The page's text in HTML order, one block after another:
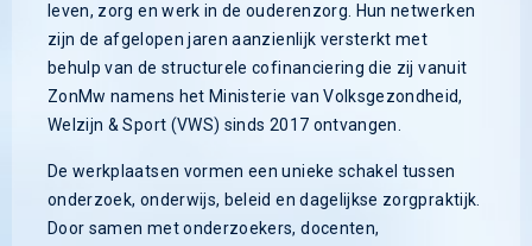
leven, zorg en werk in de ouderenzorg. Hun netwerken
zijn de afgelopen jaren aanzienlijk versterkt met
behulp van de structurele cofinanciering die zij vanuit
ZonMw namens het Ministerie van Volksgezondheid,
Welzijn & Sport (VWS) sinds 2017 ontvangen.
De werkplaatsen vormen een unieke schakel tussen
onderzoek, onderwijs, beleid en dagelijkse zorgpraktijk.
Door samen met onderzoekers, docenten,